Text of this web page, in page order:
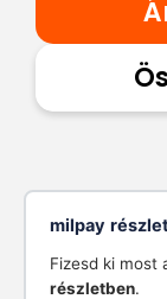
milpay
Fizesd ki most
részletben.